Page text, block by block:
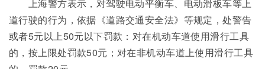
上海警方表示，对驾驶电动平衡车、电动滑板车等上
道行驶的行为，依据《道路交通安全法》等规定，处警告
或者5元以上50元以下罚款：对在机动车道使用滑行工具
的，按上限处罚款50元；对在非机动车道上使用滑行工具